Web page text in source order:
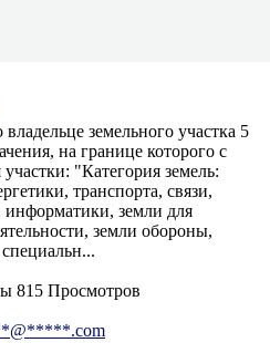
земельного участка 5
на границе которого с
"Категория земель:
транспорта, связи,
информатики, земли для
земли обороны,
815 Просмотров